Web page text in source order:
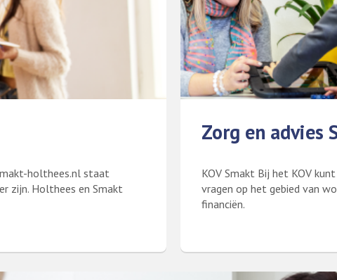
holthees.nl staat
zijn. Holthees en Smakt
Zorg en advies
KOV Smakt Bij het KOV
vragen op het gebied van
financiën.